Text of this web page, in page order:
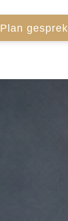
Plan gesprek